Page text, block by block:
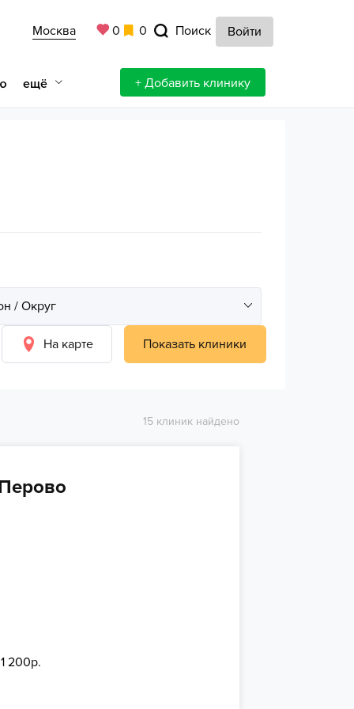
Москва 0 0 Поиск Войти
ещё + Добавить клинику
На карте Показать клиники
15 клиник найдено
200р.